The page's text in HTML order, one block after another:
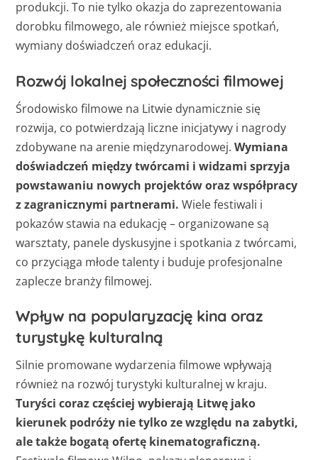
produkcji. To nie tylko okazja do zaprezentowania
dorobku filmowego, ale również miejsce spotkań,
wymiany doświadczeń oraz edukacji.
Rozwój lokalnej społeczności filmowej
Środowisko filmowe na Litwie dynamicznie się
rozwija, co potwierdzają liczne inicjatywy i nagrody
zdobywane na arenie międzynarodowej.Wymiana
doświadczeń między twórcami i widzami sprzyja
powstawaniu nowych projektów oraz współpracy
z zagranicznymi partnerami. Wiele festiwali i
pokazów stawia na edukację – organizowane są
warsztaty, panele dyskusyjne i spotkania z twórcami,
co przyciąga młode talenty i buduje profesjonalne
zaplecze branży filmowej.
Wpływ na popularyzację kina oraz
turystykę kulturalną
Silnie promowane wydarzenia filmowe wpływają
również na rozwój turystyki kulturalnej w kraju.
Turyści coraz częściej wybierają Litwę jako
kierunek podróży nie tylko ze względu na zabytki,
ale także bogatą ofertę kinematograficzną.